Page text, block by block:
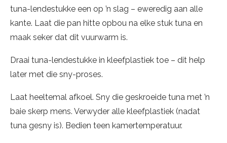
tuna-lendestukke een op ’n slag – eweredig aan alle
kante. Laat die pan hitte opbou na elke stuk tuna en
maak seker dat dit vuurwarm is.
Draai tuna-lendestukke in kleefplastiek toe – dit help
later met die sny-proses.
Laat heeltemal afkoel. Sny die geskroeide tuna met ’n
baie skerp mens. Verwyder alle kleefplastiek (nadat
tuna gesny is). Bedien teen kamertemperatuur.